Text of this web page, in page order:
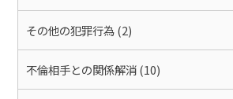
その他の犯罪行為 (2)
不倫相手との関係解消 (10)